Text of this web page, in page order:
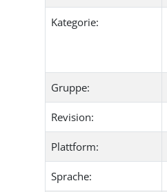
Kategorie:
Gruppe:
Revision:
Plattform:
Sprache: